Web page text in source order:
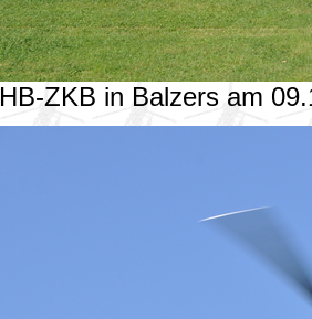
HB-ZKB in Balzers am